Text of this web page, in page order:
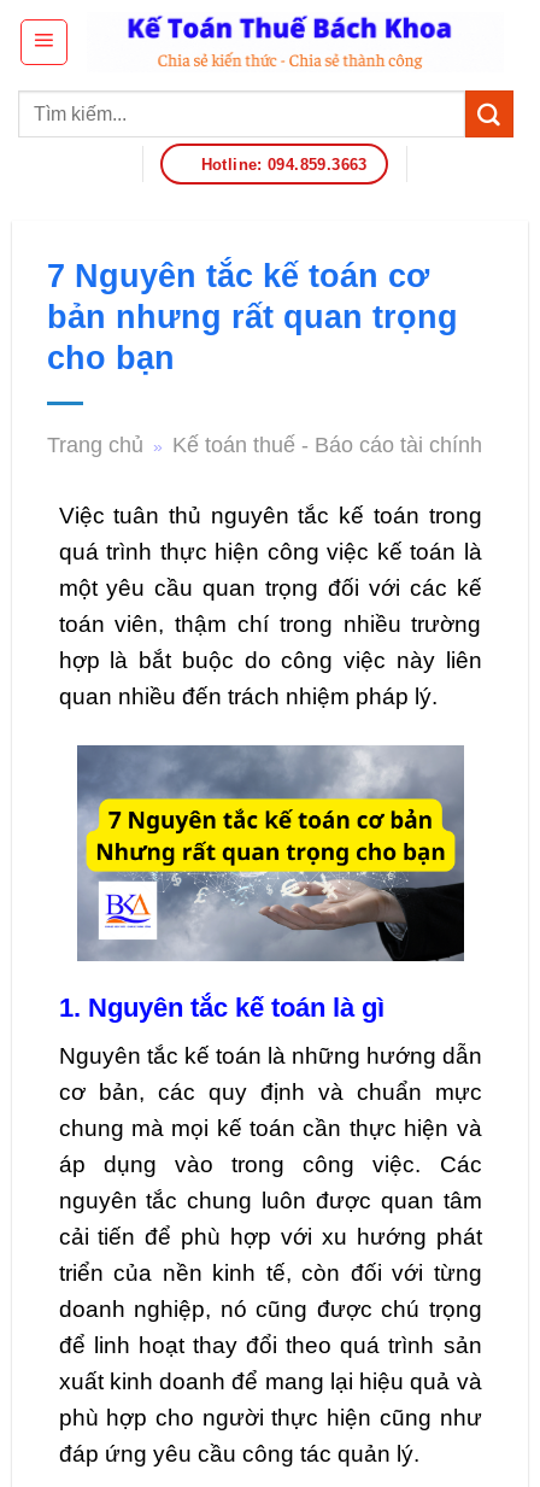
Hotline: 094.859.3663
7 Nguyên tắc kế toán cơ
bản nhưng rất quan trọng
cho bạn
Trang chủ » Kế toán thuế - Báo cáo tài chính
Việc tuân thủ nguyên tắc kế toán trong
quá trình thực hiện công việc kế toán là
một yêu cầu quan trọng đối với các kế
toán viên, thậm chí trong nhiều trường
hợp là bắt buộc do công việc này liên
quan nhiều đến trách nhiệm pháp lý.
1. Nguyên tắc kế toán là gì
Nguyên tắc kế toán là những hướng dẫn
cơ bản, các quy định và chuẩn mực
chung mà mọi kế toán cần thực hiện và
áp dụng vào trong công việc. Các
nguyên tắc chung luôn được quan tâm
cải tiến để phù hợp với xu hướng phát
triển của nền kinh tế, còn đối với từng
doanh nghiệp, nó cũng được chú trọng
để linh hoạt thay đổi theo quá trình sản
xuất kinh doanh để mang lại hiệu quả và
phù hợp cho người thực hiện cũng như
đáp ứng yêu cầu công tác quản lý.